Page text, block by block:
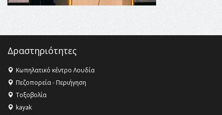
16:18 -
ΕΝΟΡΙΑΚΕΣ ΚΑΛΟΚΑΙΡΙΝΕΣ ΔΡΑΣΕΙΣ ΓΙΑ ΠΑΙΔΙΑ
ΣΤΗΝ ΕΔΕΣΣΑ
Δραστηριότητες
Κωπηλατικό κέντρο Λουδία
Πεζοπορεία - Περιήγηση
Τοξοβολία
kayak